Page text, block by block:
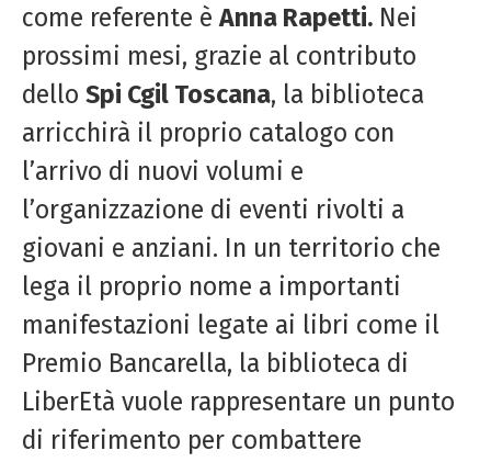
come referente è Anna Rapetti. Nei
prossimi mesi, grazie al contributo
dello Spi Cgil Toscana, la biblioteca
arricchirà il proprio catalogo con
l’arrivo di nuovi volumi e
l’organizzazione di eventi rivolti a
giovani e anziani. In un territorio che
lega il proprio nome a importanti
manifestazioni legate ai libri come il
Premio Bancarella, la biblioteca di
LiberEtà vuole rappresentare un punto
di riferimento per combattere